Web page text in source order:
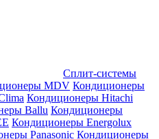
Сплит-системы
MDV Кондиционеры
Кондиционеры Hitachi
Ballu Кондиционеры
Кондиционеры Energolux
Panasonic Кондиционеры